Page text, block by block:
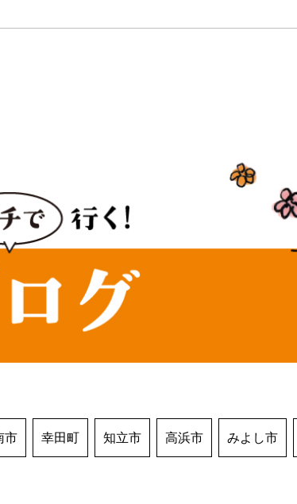
市 幸田町 知立市 高浜市 みよし市